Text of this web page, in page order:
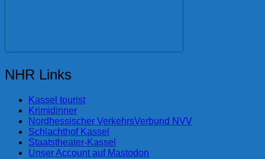
NHR Links
Kassel tourist
Krimidinner
Nordhessischer VerkehrsVerbund NVV
Schlachthof Kassel
Staatstheater-Kassel
Unser Account auf Mastodon